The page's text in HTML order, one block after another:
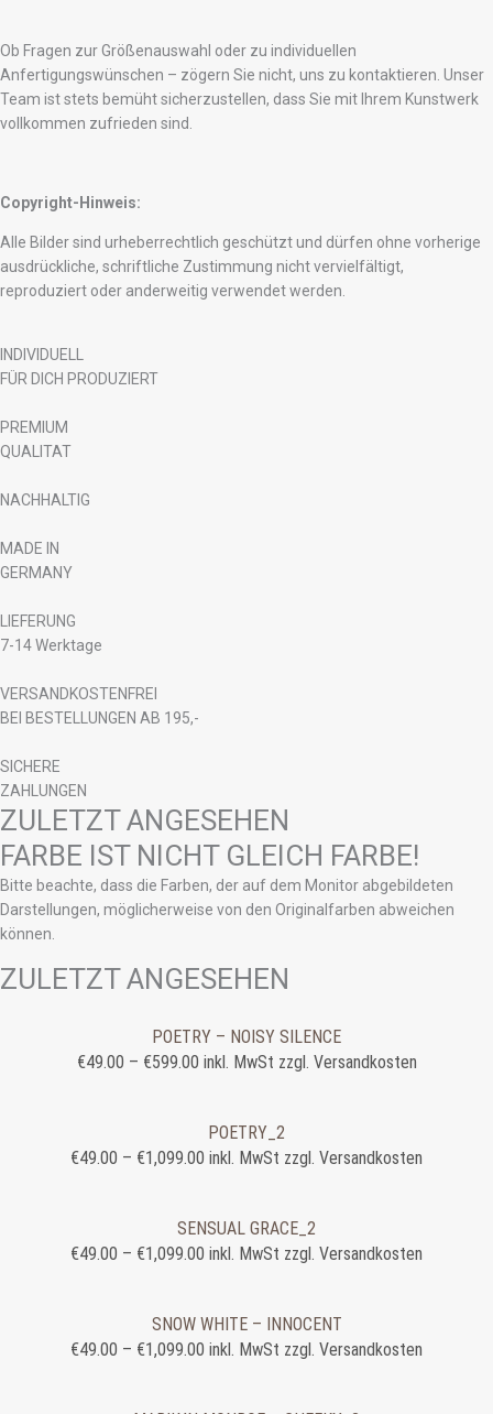
Ob Fragen zur Größenauswahl oder zu individuellen
Anfertigungswünschen – zögern Sie nicht, uns zu kontaktieren. Unser
Team ist stets bemüht sicherzustellen, dass Sie mit Ihrem Kunstwerk
vollkommen zufrieden sind.
Copyright-Hinweis:
Alle Bilder sind urheberrechtlich geschützt und dürfen ohne vorherige
ausdrückliche, schriftliche Zustimmung nicht vervielfältigt,
reproduziert oder anderweitig verwendet werden.
INDIVIDUELL
FÜR DICH PRODUZIERT
PREMIUM
QUALITAT
NACHHALTIG
MADE IN
GERMANY
LIEFERUNG
7-14 Werktage
VERSANDKOSTENFREI
BEI BESTELLUNGEN AB 195,-
SICHERE
ZAHLUNGEN
ZULETZT ANGESEHEN
FARBE IST NICHT GLEICH FARBE!
Bitte beachte, dass die Farben, der auf dem Monitor abgebildeten
Darstellungen, möglicherweise von den Originalfarben abweichen
können.
ZULETZT ANGESEHEN
POETRY – NOISY SILENCE
€49.00 – €599.00 inkl. MwSt zzgl. Versandkosten
POETRY_2
€49.00 – €1,099.00 inkl. MwSt zzgl. Versandkosten
SENSUAL GRACE_2
€49.00 – €1,099.00 inkl. MwSt zzgl. Versandkosten
SNOW WHITE – INNOCENT
€49.00 – €1,099.00 inkl. MwSt zzgl. Versandkosten